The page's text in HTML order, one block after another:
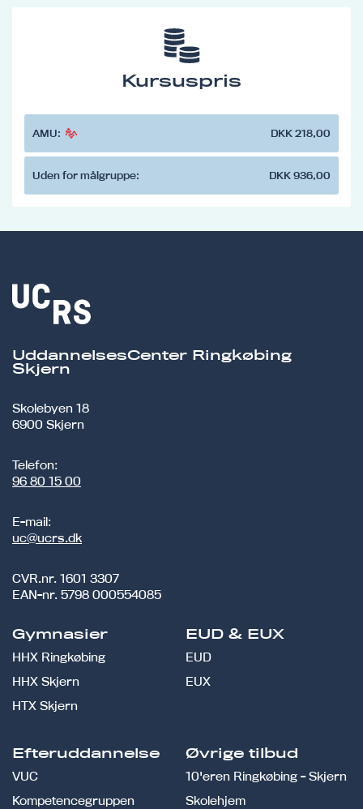
Kursuspris
AMU: DKK 218,00
Uden for målgruppe: DKK 936,00
UddannelsesCenter Ringkøbing
Skjern
Skolebyen 18
6900 Skjern
Telefon:
96 80 15 00
E-mail:
uc@ucrs.dk
CVR.nr. 1601 3307
EAN-nr. 5798 000554085
Gymnasier
HHX Ringkøbing
HHX Skjern
HTX Skjern
EUD & EUX
EUD
EUX
Efteruddannelse
VUC
Kompetencegruppen
Øvrige tilbud
10'eren Ringkøbing - Skjern
Skolehjem